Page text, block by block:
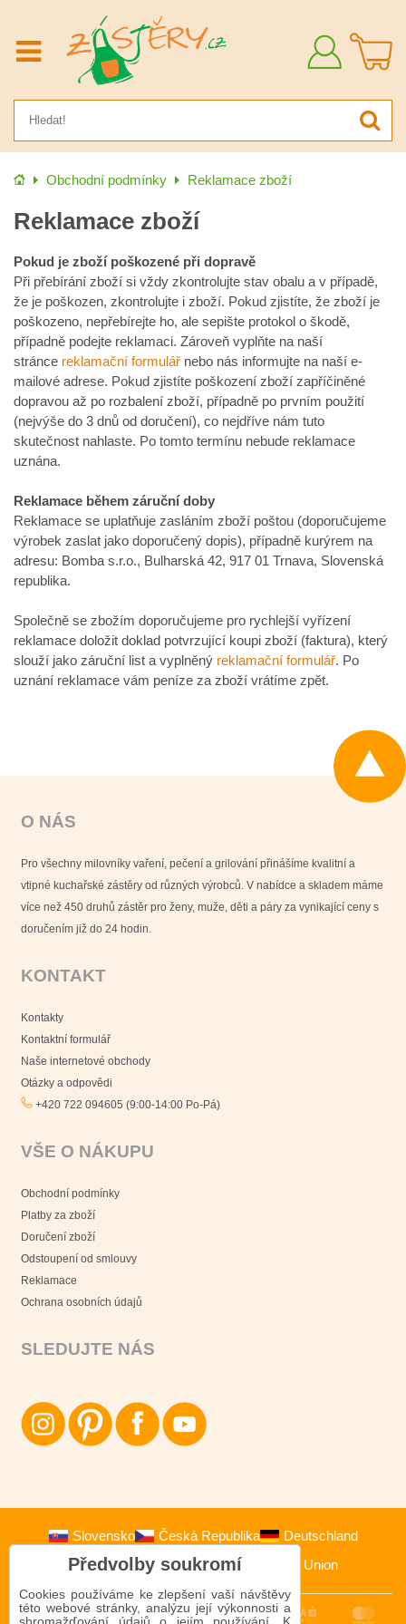
Přihlásit
Úvod Obchodní podmínky Reklamace zboží
Reklamace zboží
Pokud je zboží poškozené při dopravě
Při přebírání zboží si vždy zkontrolujte stav obalu a v případě,
že je poškozen, zkontrolujte i zboží. Pokud zjistíte, že zboží je
poškozeno, nepřebírejte ho, ale sepište protokol o škodě,
případně podejte reklamaci. Zároveň vyplňte na naší
stránce reklamační formulář nebo nás informujte na naší e-
mailové adrese. Pokud zjistíte poškození zboží zapříčiněné
dopravou až po rozbalení zboží, případně po prvním použití
(nejvýše do 3 dnů od doručení), co nejdříve nám tuto
skutečnost nahlaste. Po tomto termínu nebude reklamace
uznána.
Reklamace během záruční doby
Reklamace se uplatňuje zasláním zboží poštou (doporučujeme
výrobek zaslat jako doporučený dopis), případně kurýrem na
adresu: Bomba s.r.o., Bulharská 42, 917 01 Trnava, Slovenská
republika.
Společně se zbožím doporučujeme pro rychlejší vyřízení
reklamace doložit doklad potvrzující koupi zboží (faktura), který
slouží jako záruční list a vyplněný reklamační formulář. Po
uznání reklamace vám peníze za zboží vrátíme zpět.
O NÁS
Pro všechny milovníky vaření, pečení a grilování přinášíme kvalitní a
vtipné kuchařské zástěry od různých výrobců. V nabídce a skladem máme
více než 450 druhů zástěr pro ženy, muže, děti a páry za vynikající ceny s
doručením již do 24 hodin.
KONTAKT
Kontakty
Kontaktní formulář
Naše internetové obchody
Otázky a odpovědi
+420 722 094605 (9:00-14:00 Po-Pá)
VŠE O NÁKUPU
Obchodní podmínky
Platby za zboží
Doručení zboží
Odstoupení od smlouvy
Reklamace
Ochrana osobních údajů
SLEDUJTE NÁS
Slovensko Česká Republika
Deutschland
Österreich
Polska European Union
Předvolby soukromí
Cookies používáme ke zlepšení vaší návštěvy
této webové stránky, analýzu její výkonnosti a